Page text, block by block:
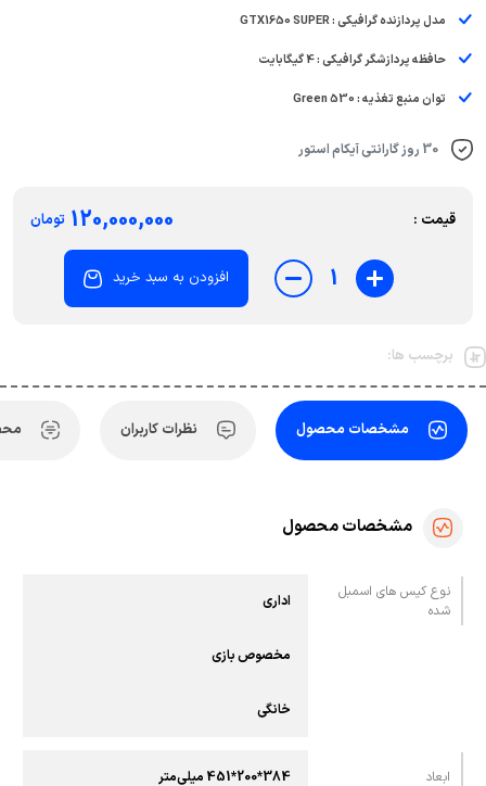
مدل پردازنده گرافیکی : GTX1650 SUPER
حافظه پردازشگر گرافیکی : 4 گیگابایت
توان منبع تغذیه : Green 530
30 روز گارانتی آیکام استور
قیمت : 120,000,000 تومان
1 افزودن به سبد خرید
برچسب ها:
مشخصات محصول نظرات کاربران
مشخصات محصول
نوع کیس های اسمبل
شده
اداری
مخصوص بازی
خانگی
ابعاد 384*200*451 میلی‌متر